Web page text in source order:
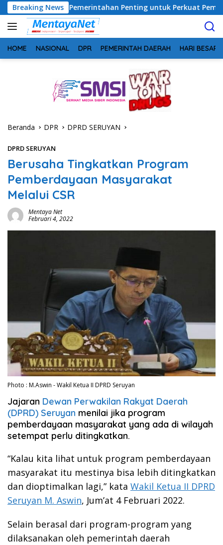
Langsung
ke
konten
Breaking News
Pemerintahan Penting untuk Perkuat Pembangunan Desa
HOME NASIONAL DPR PEMERINTAH DAERAH HARI BESAR
Beranda DPR DPRD SERUYAN
DPRD SERUYAN
Berusaha Tingkatkan Program
Pemberdayaan Masyarakat
Melalui CSR
Mentaya Net
Februari 4, 2022
Photo : M.Aswin - Wakil Ketua II DPRD Seruyan
Jajaran Dewan Perwakilan Rakyat Daerah
(DPRD) Seruyan menilai jika program
pemberdayaan masyarakat yang ada di wilayah
setempat perlu ditingkatkan.
“Kalau kita lihat untuk program pemberdayaan
masyarakat itu mestinya bisa lebih ditingkatkan
dan dioptimalkan lagi,” kata Wakil Ketua II DPRD
Seruyan M. Aswin, Jum’at 4 Februari 2022.
Selain berasal dari program-program yang
dilaksanakan oleh pemerintah daerah